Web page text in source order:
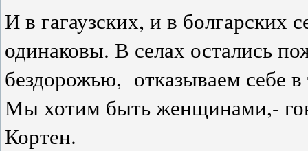
И в гагаузских, и в
одинаковы. В селах остались
бездорожью, отказываем себе
Мы хотим быть женщинами,-
Кортен.